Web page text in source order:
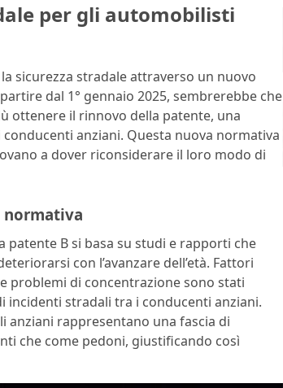
per gli automobilisti
sicurezza stradale attraverso un nuovo
dal 1° gennaio 2025, sembrerebbe che
ottenere il rinnovo della patente, una
anziani. Questa nuova normativa
a dover riconsiderare il loro modo di
normativa
B si basa su studi e rapporti che
con l’avanzare dell’età. Fattori
problemi di concentrazione sono stati
incidenti stradali tra i conducenti anziani.
anziani rappresentano una fascia di
che come pedoni, giustificando così